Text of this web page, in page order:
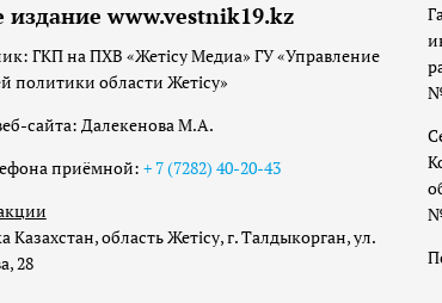
издание www.vestnik19.kz
ГКП на ПХВ «Жетісу Медиа» ГУ «Управление
политики области Жетісу»
сайта: Далекенова М.А.
приёмной: + 7 (7282) 40-20-43
Казахстан, область Жетісу, г. Талдыкорган, ул.
28